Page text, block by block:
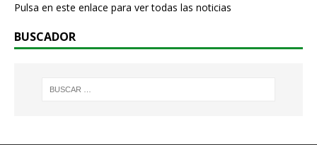
Pulsa en este enlace para ver todas las noticias
BUSCADOR